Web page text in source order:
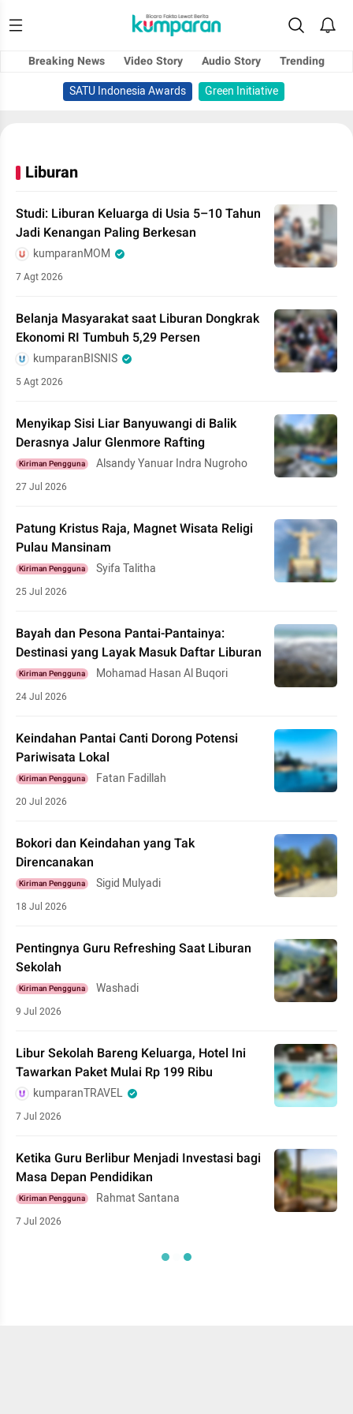
Breaking News Video Story Audio Story
Trending
SATU Indonesia Awards
Green Initiative
Liburan
Studi: Liburan Keluarga di Usia 5–10 Tahun
Jadi Kenangan Paling Berkesan
kumparanMOM
7 Agt 2026
Belanja Masyarakat saat Liburan Dongkrak
Ekonomi RI Tumbuh 5,29 Persen
kumparanBISNIS
5 Agt 2026
Menyikap Sisi Liar Banyuwangi di Balik
Derasnya Jalur Glenmore Rafting
Kiriman Pengguna Alsandy Yanuar Indra Nugroho
27 Jul 2026
Patung Kristus Raja, Magnet Wisata Religi
Pulau Mansinam
Kiriman Pengguna Syifa Talitha
25 Jul 2026
Bayah dan Pesona Pantai-Pantainya:
Destinasi yang Layak Masuk Daftar Liburan
Kiriman Pengguna Mohamad Hasan Al Buqori
24 Jul 2026
Keindahan Pantai Canti Dorong Potensi
Pariwisata Lokal
Kiriman Pengguna Fatan Fadillah
20 Jul 2026
Bokori dan Keindahan yang Tak
Direncanakan
Kiriman Pengguna Sigid Mulyadi
18 Jul 2026
Pentingnya Guru Refreshing Saat Liburan
Sekolah
Kiriman Pengguna Washadi
9 Jul 2026
Libur Sekolah Bareng Keluarga, Hotel Ini
Tawarkan Paket Mulai Rp 199 Ribu
kumparanTRAVEL
7 Jul 2026
Ketika Guru Berlibur Menjadi Investasi bagi
Masa Depan Pendidikan
Kiriman Pengguna Rahmat Santana
7 Jul 2026